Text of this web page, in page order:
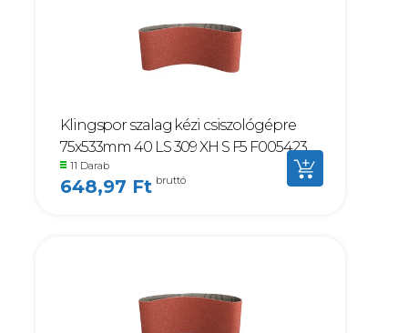
Klingspor szalag kézi csiszológépre
75x533mm 40 LS 309 XH S F5 F005423
11 Darab
648,97 Ft bruttó